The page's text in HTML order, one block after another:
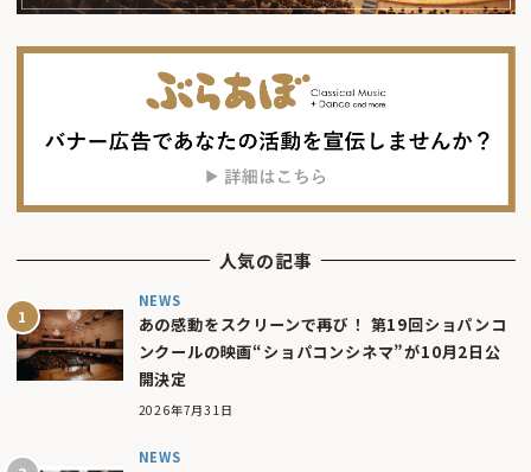
人気の記事
NEWS
あの感動をスクリーンで再び！ 第19回ショパンコ
ンクールの映画“ショパコンシネマ”が10月2日公
開決定
2026年7月31日
NEWS